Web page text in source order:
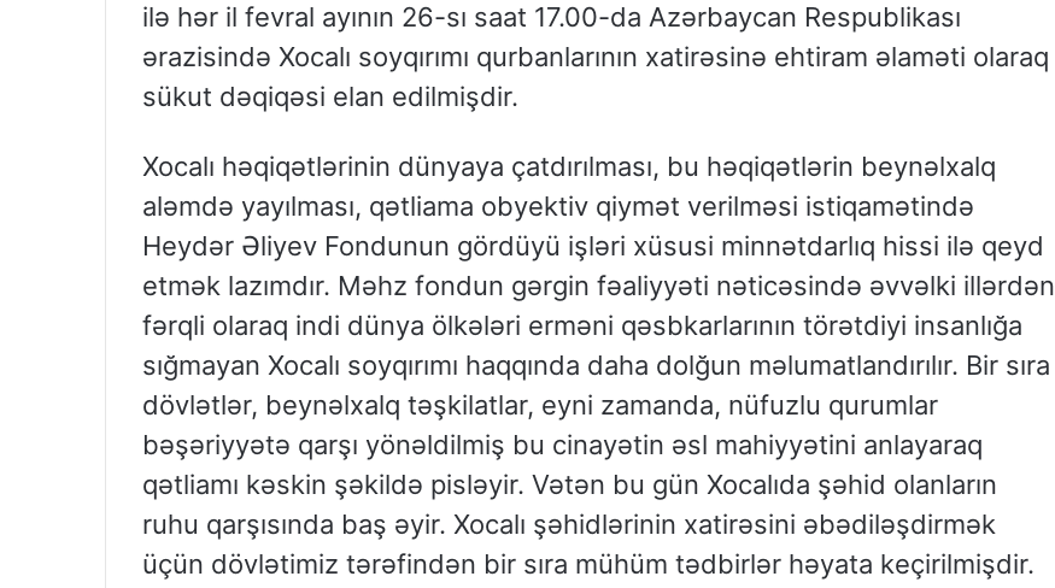
ilə hər il fevral ayının 26-sı saat 17.00-da Azərbaycan Respublikası
ərazisində Xocalı soyqırımı qurbanlarının xatirəsinə ehtiram əlaməti olaraq
sükut dəqiqəsi elan edilmişdir.
Xocalı həqiqətlərinin dünyaya çatdırılması, bu həqiqətlərin beynəlxalq
aləmdə yayılması, qətliama obyektiv qiymət verilməsi istiqamətində
Heydər Əliyev Fondunun gördüyü işləri xüsusi minnətdarlıq hissi ilə qeyd
etmək lazımdır. Məhz fondun gərgin fəaliyyəti nəticəsində əvvəlki illərdən
fərqli olaraq indi dünya ölkələri erməni qəsbkarlarının törətdiyi insanlığa
sığmayan Xocalı soyqırımı haqqında daha dolğun məlumatlandırılır. Bir sıra
dövlətlər, beynəlxalq təşkilatlar, eyni zamanda, nüfuzlu qurumlar
bəşəriyyətə qarşı yönəldilmiş bu cinayətin əsl mahiyyətini anlayaraq
qətliamı kəskin şəkildə pisləyir. Vətən bu gün Xocalıda şəhid olanların
ruhu qarşısında baş əyir. Xocalı şəhidlərinin xatirəsini əbədiləşdirmək
üçün dövlətimiz tərəfindən bir sıra mühüm tədbirlər həyata keçirilmişdir.